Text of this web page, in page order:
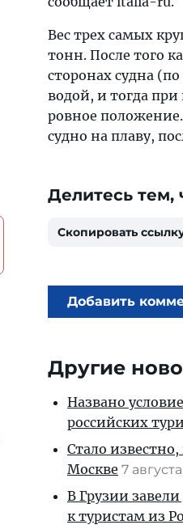
Вес трех самых
тонн. После того
сторонах судна
водой, и тогда
ровное
судно на плаву,
Делитесь тем,
Скопировать
Добавить
Другие
Названо
российских
Стало
Москве 7 августа
В Грузии
к туристам из